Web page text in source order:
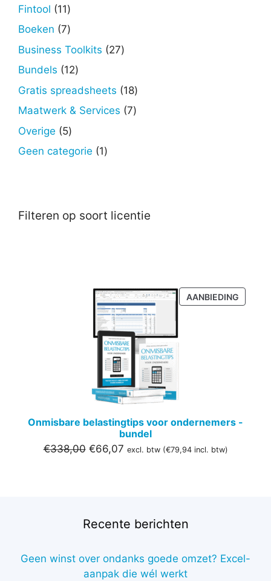
Fintool 1111
producten
Boeken 77
producten
Business Toolkits 2727
Bundels 1212
producten
Gratis spreadsheets 1818
producten
Maatwerk & Services 77
Overige 55
producten
Geen categorie 11
Filteren op soort licentie
AANBIEDING
IN
Onmisbare belastingtips voor ondernemers -
bundel
€338,00 Oorspronkelijke
€66,07Huidige
excl. btw (€79,94incl. btw)
Recente berichten
Geen winst over ondanks goede omzet? Excel-
aanpak die wél werkt